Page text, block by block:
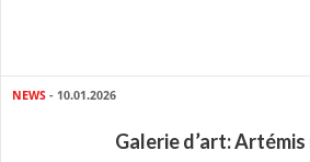
NEWS - 10.01.2026
Galerie d’art: